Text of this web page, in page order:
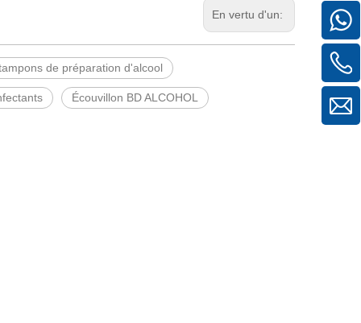
En vertu d'un:
de préparation d'alcool
Écouvillon BD ALCOHOL